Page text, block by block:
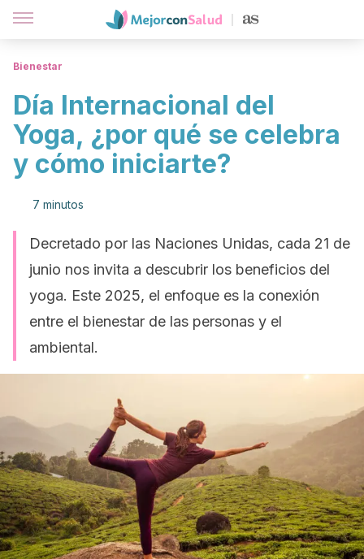
Bienestar
Día Internacional del
Yoga, ¿por qué se celebra
y cómo iniciarte?
7 minutos
Decretado por las Naciones Unidas, cada 21 de
junio nos invita a descubrir los beneficios del
yoga. Este 2025, el enfoque es la conexión
entre el bienestar de las personas y el
ambiental.